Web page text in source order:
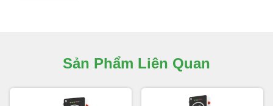
Sản Phẩm Liên Quan